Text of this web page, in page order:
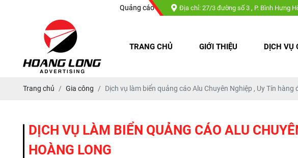
Quảng cáo Hoàng Long chuyên : Làm bảng hiệu, chữ nổi mica, chữ nổi
Địa chỉ: 27/3 đường số 3 , P. Bình Hưng
TRANG CHỦ GIỚI THIỆU DỊCH VỤ
Trang chủ Gia công Dịch vụ làm biển quảng cáo Alu Chuyên Nghiệp , Uy Tín
DỊCH VỤ LÀM BIỂN QUẢNG CÁO ALU
HOÀNG LONG